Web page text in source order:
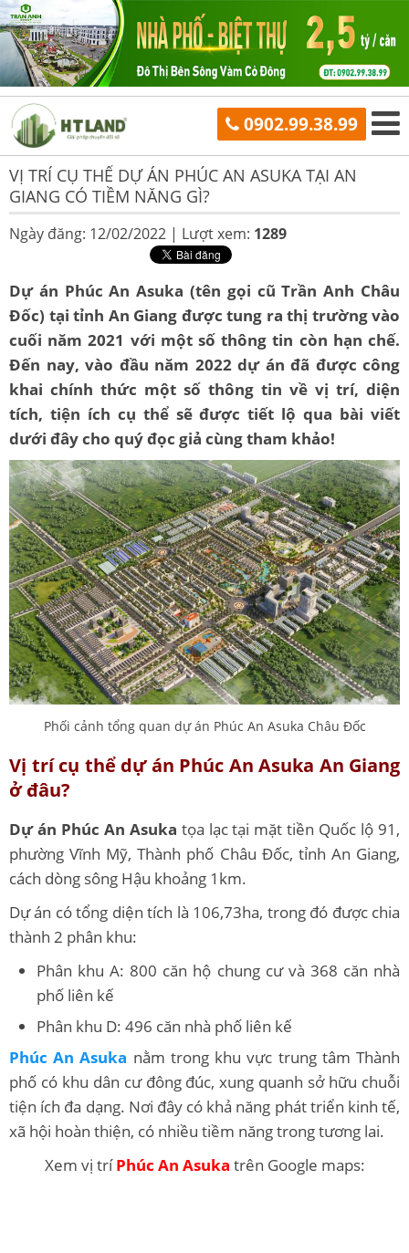
0902.99.38.99
VỊ TRÍ CỤ THỂ DỰ ÁN PHÚC AN ASUKA TẠI AN
GIANG CÓ TIỀM NĂNG GÌ?
Ngày đăng: 12/02/2022 | Lượt xem: 1289
Dự án Phúc An Asuka (tên gọi cũ Trần Anh Châu
Đốc) tại tỉnh An Giang được tung ra thị trường vào
cuối năm 2021 với một số thông tin còn hạn chế.
Đến nay, vào đầu năm 2022 dự án đã được công
khai chính thức một số thông tin về vị trí, diện
tích, tiện ích cụ thể sẽ được tiết lộ qua bài viết
dưới đây cho quý đọc giả cùng tham khảo!
Phối cảnh tổng quan dự án Phúc An Asuka Châu Đốc
Vị trí cụ thể dự án Phúc An Asuka An Giang
ở đâu?
Dự án Phúc An Asuka tọa lạc tại mặt tiền Quốc lộ 91,
phường Vĩnh Mỹ, Thành phố Châu Đốc, tỉnh An Giang,
cách dòng sông Hậu khoảng 1km.
Dự án có tổng diện tích là 106,73ha, trong đó được chia
thành 2 phân khu:
Phân khu A: 800 căn hộ chung cư và 368 căn nhà
phố liên kế
Phân khu D: 496 căn nhà phố liên kế
Phúc An Asuka nằm trong khu vực trung tâm Thành
phố có khu dân cư đông đúc, xung quanh sở hữu chuỗi
tiện ích đa dạng. Nơi đây có khả năng phát triển kinh tế,
xã hội hoàn thiện, có nhiều tiềm năng trong tương lai.
Xem vị tríPhúc An Asuka trên Google maps: